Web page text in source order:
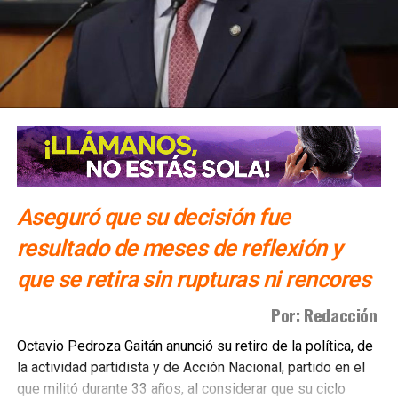
Aseguró que su decisión fue
resultado de meses de reflexión y
que se retira sin rupturas ni rencores
Por: Redacción
Octavio Pedroza Gaitán anunció su retiro de la política, de
la actividad partidista y de Acción Nacional, partido en el
que militó durante 33 años, al considerar que su ciclo